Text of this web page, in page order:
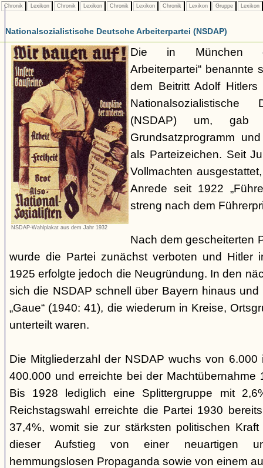
Chronik Lexikon Chronik Lexikon Chronik Lexikon Chronik Lexikon Gruppe Lexikon
Nationalsozialistische Deutsche Arbeiterpartei (NSDAP)
NSDAP-Wahlplakat aus dem Jahr 1932
Die in München
Arbeiterpartei“
dem Beitritt Adolf
Nationalsozialistische
(NSDAP) um, gab
Grundsatzprogramm
als Parteizeichen. Seit
Vollmachten
Anrede seit 1922
streng nach dem
Nach dem gescheiterten
wurde die Partei zunächst verboten und Hitler
1925 erfolgte jedoch die Neugründung. In den
sich die NSDAP schnell über Bayern hinaus
„Gaue“ (1940: 41), die wiederum in Kreise,
unterteilt waren.
Die Mitgliederzahl der NSDAP wuchs von
400.000 und erreichte bei der Machtübernahme
Bis 1928 lediglich eine Splittergruppe mit
Reichstagswahl erreichte die Partei 1930
37,4%, womit sie zur stärksten politischen
dieser Aufstieg von einer neuartigen
hemmungslosen Propaganda sowie von einem